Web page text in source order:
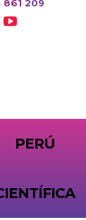
861 209
PERÚ